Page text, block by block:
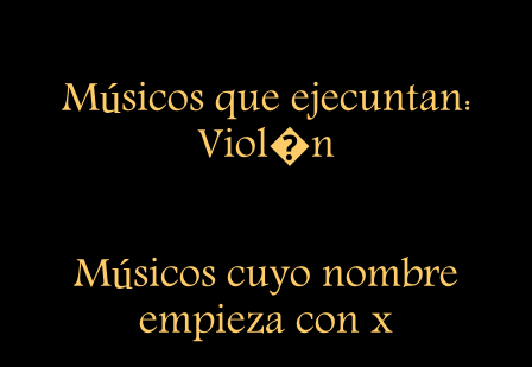
Músicos que ejecuntan:
Viol�n
Músicos cuyo nombre
empieza con x